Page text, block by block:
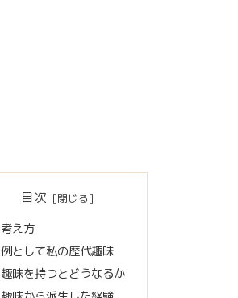
目次
考え方
例として私の歴代趣味
趣味を持つとどうなるか